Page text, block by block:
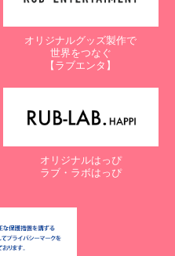
オリジナルグッズ製作で
世界をつなぐ
【ラブエンタ】
オリジナルはっぴ
ラブ・ラボはっぴ